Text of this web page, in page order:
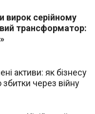
трансформатор:
активи: як бізнесу
через війну